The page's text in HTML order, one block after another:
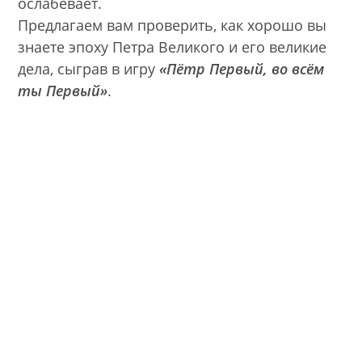
Предлагаем вам проверить, как хорошо вы
знаете эпоху Петра Великого и его великие
дела, сыграв в игру «Пётр Первый, во всём
ты Первый».